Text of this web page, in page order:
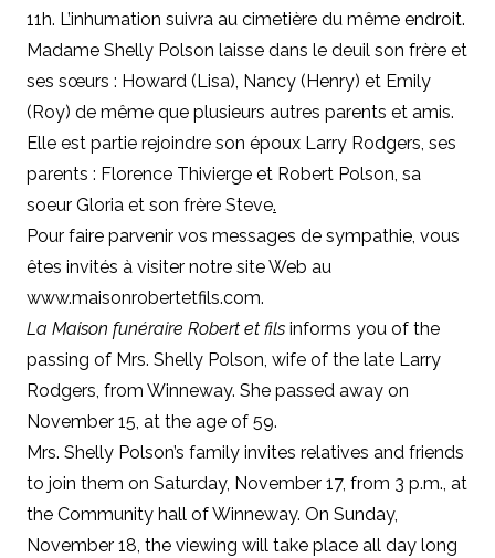
11h. L’inhumation suivra au cimetière du même endroit.
Madame Shelly Polson laisse dans le deuil son frère et
ses sœurs : Howard (Lisa), Nancy (Henry) et Emily
(Roy) de même que plusieurs autres parents et amis.
Elle est partie rejoindre son époux Larry Rodgers, ses
parents : Florence Thivierge et Robert Polson, sa
soeur Gloria et son frère Steve.
Pour faire parvenir vos messages de sympathie, vous
êtes invités à visiter notre site Web au
www.maisonrobertetfils.com.
La Maison funéraire Robert et fils informs you of the
passing of Mrs. Shelly Polson, wife of the late Larry
Rodgers, from Winneway. She passed away on
November 15, at the age of 59.
Mrs. Shelly Polson’s family invites relatives and friends
to join them on Saturday, November 17, from 3 p.m., at
the Community hall of Winneway. On Sunday,
November 18, the viewing will take place all day long